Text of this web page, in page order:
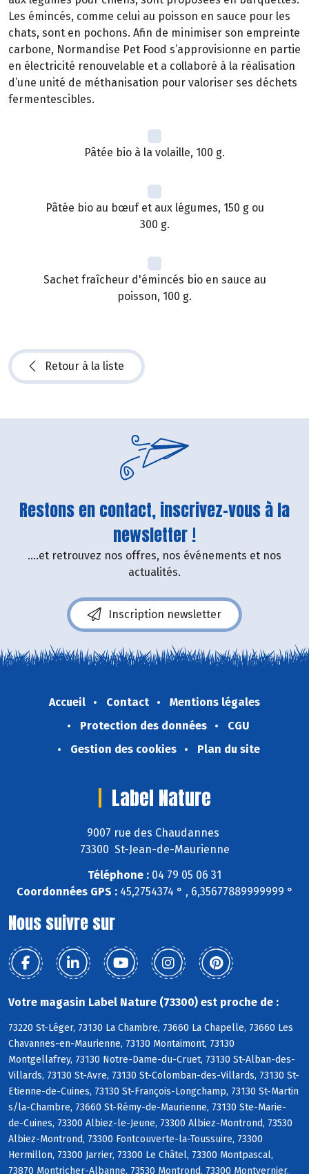
Les émincés, comme celui au poisson en sauce pour les
chats, sont en pochons. Afin de minimiser son empreinte
carbone, Normandise Pet Food s’approvisionne en partie
en électricité renouvelable et a collaboré à la réalisation
d’une unité de méthanisation pour valoriser ses déchets
fermentescibles.
Pâtée bio à la volaille, 100 g.
Pâtée bio au bœuf et aux légumes, 150 g ou
300 g.
Sachet fraîcheur d'émincés bio en sauce au
poisson, 100 g.
Retour à la liste
Restons en contact, inscrivez-vous à la
newsletter !
....et retrouvez nos offres, nos événements et nos
actualités.
Inscription newsletter
Accueil Contact
Mentions légales
Protection des données
CGU
Gestion des cookies
Plan du site
Label Nature
9007 rue des Chaudannes
73300 St-Jean-de-Maurienne
Téléphone : 04 79 05 06 31
Coordonnées GPS :45,2754374 ° , 6,35677889999999 °
Nous suivre sur
Votre magasin Label Nature (73300) est proche de :
73220 St-Léger, 73130 La Chambre, 73660 La Chapelle, 73660 Les
Chavannes-en-Maurienne, 73130 Montaimont, 73130
Montgellafrey, 73130 Notre-Dame-du-Cruet, 73130 St-Alban-des-
Villards, 73130 St-Avre, 73130 St-Colomban-des-Villards, 73130 St-
Etienne-de-Cuines, 73130 St-François-Longchamp, 73130 St-Martin
s/la-Chambre, 73660 St-Rémy-de-Maurienne, 73130 Ste-Marie-
de-Cuines, 73300 Albiez-le-Jeune, 73300 Albiez-Montrond, 73530
Albiez-Montrond, 73300 Fontcouverte-la-Toussuire, 73300
Hermillon, 73300 Jarrier, 73300 Le Châtel, 73300 Montpascal,
73870 Montricher-Albanne, 73530 Montrond, 73300 Montvernier,